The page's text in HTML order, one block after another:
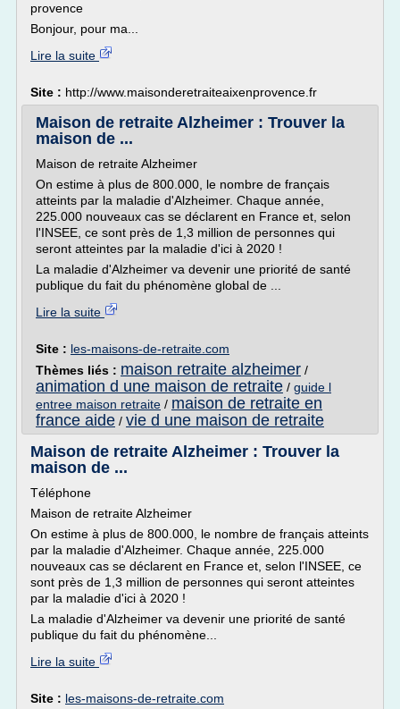
provence
Bonjour, pour ma...
Lire la suite
Site : http://www.maisonderetraiteaixenprovence.fr
Maison de retraite Alzheimer : Trouver la
maison de ...
Maison de retraite Alzheimer
On estime à plus de 800.000, le nombre de français
atteints par la maladie d'Alzheimer. Chaque année,
225.000 nouveaux cas se déclarent en France et, selon
l'INSEE, ce sont près de 1,3 million de personnes qui
seront atteintes par la maladie d'ici à 2020 !
La maladie d'Alzheimer va devenir une priorité de santé
publique du fait du phénomène global de ...
Lire la suite
Site : les-maisons-de-retraite.com
Thèmes liés : maison retraite alzheimer /
animation d une maison de retraite / guide l
entree maison retraite / maison de retraite en
france aide / vie d une maison de retraite
Maison de retraite Alzheimer : Trouver la
maison de ...
Téléphone
Maison de retraite Alzheimer
On estime à plus de 800.000, le nombre de français atteints
par la maladie d'Alzheimer. Chaque année, 225.000
nouveaux cas se déclarent en France et, selon l'INSEE, ce
sont près de 1,3 million de personnes qui seront atteintes
par la maladie d'ici à 2020 !
La maladie d'Alzheimer va devenir une priorité de santé
publique du fait du phénomène...
Lire la suite
Site : les-maisons-de-retraite.com